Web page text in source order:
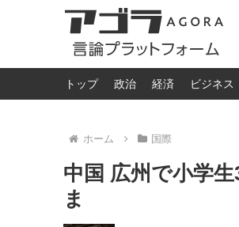
トップ 政治 経済 ビジネス
ホーム 国際
中国 広州で小学
ま